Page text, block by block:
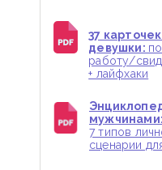
37
девушки:
работу/
+ лайфхаки
мужчинами:
7 типов
сценарии